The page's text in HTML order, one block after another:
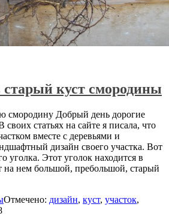
старый куст смородины
смородину Добрый день дорогие
своих статьях на сайте я писала, что
вместе с деревьями и
дизайн своего участка. Вот
уголка. Этот уголок находится в
на нем большой, пребольшой, старый
Отмечено: дизайн, куст, участок,